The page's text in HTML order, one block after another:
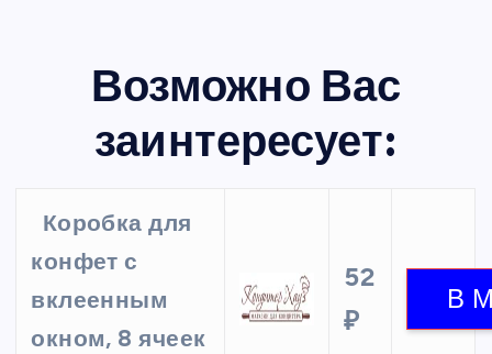
Возможно Вас
заинтересует:
Коробка для
конфет с
вклеенным
окном, 8 ячеек
52
₽